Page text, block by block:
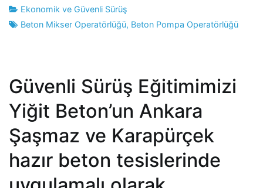
Ekonomik ve Güvenli Sürüş
Beton Mikser Operatörlüğü, Beton Pompa Operatörlüğü
Güvenli Sürüş Eğitimimizi
Yiğit Beton’un Ankara
Şaşmaz ve Karapürçek
hazır beton tesislerinde